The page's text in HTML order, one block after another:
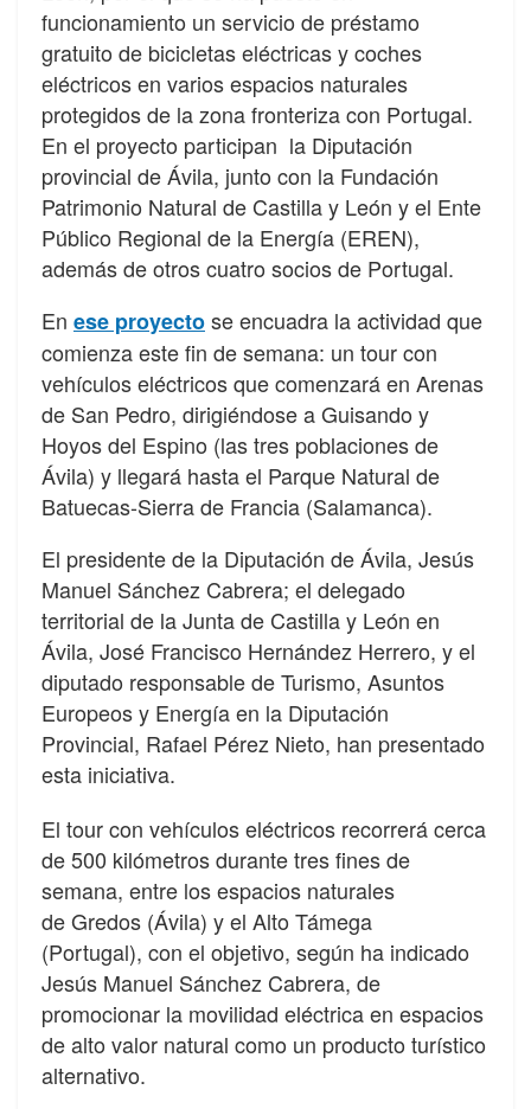
funcionamiento un servicio de préstamo
gratuito de bicicletas eléctricas y coches
eléctricos en varios espacios naturales
protegidos de la zona fronteriza con Portugal.
En el proyecto participan la Diputación
provincial de Ávila, junto con la Fundación
Patrimonio Natural de Castilla y León y el Ente
Público Regional de la Energía (EREN),
además de otros cuatro socios de Portugal.
En ese proyectose encuadra la actividad que
comienza este fin de semana: un tour con
vehículos eléctricos que comenzará en Arenas
de San Pedro, dirigiéndose a Guisando y
Hoyos del Espino (las tres poblaciones de
Ávila) y llegará hasta el Parque Natural de
Batuecas-Sierra de Francia (Salamanca).
El presidente de la Diputación de Ávila, Jesús
Manuel Sánchez Cabrera; el delegado
territorial de la Junta de Castilla y León en
Ávila, José Francisco Hernández Herrero, y el
diputado responsable de Turismo, Asuntos
Europeos y Energía en la Diputación
Provincial, Rafael Pérez Nieto, han presentado
esta iniciativa.
El tour con vehículos eléctricos recorrerá cerca
de 500 kilómetros durante tres fines de
semana, entre los espacios naturales
de Gredos (Ávila) y el Alto Támega
(Portugal), con el objetivo, según ha indicado
Jesús Manuel Sánchez Cabrera, de
promocionar la movilidad eléctrica en espacios
de alto valor natural como un producto turístico
alternativo.